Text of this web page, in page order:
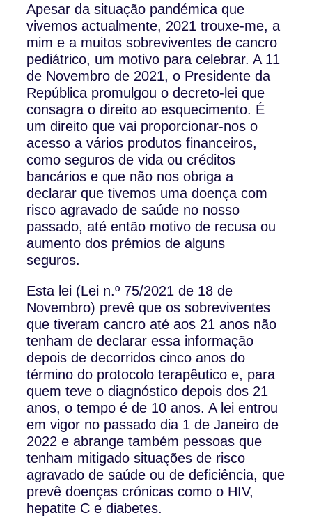
Apesar da situação pandémica que
vivemos actualmente, 2021 trouxe-me, a
mim e a muitos sobreviventes de cancro
pediátrico, um motivo para celebrar. A 11
de Novembro de 2021, o Presidente da
República promulgou o decreto-lei que
consagra o direito ao esquecimento. É
um direito que vai proporcionar-nos o
acesso a vários produtos financeiros,
como seguros de vida ou créditos
bancários e que não nos obriga a
declarar que tivemos uma doença com
risco agravado de saúde no nosso
passado, até então motivo de recusa ou
aumento dos prémios de alguns
seguros.
Esta lei (Lei n.º 75/2021 de 18 de
Novembro) prevê que os sobreviventes
que tiveram cancro até aos 21 anos não
tenham de declarar essa informação
depois de decorridos cinco anos do
término do protocolo terapêutico e, para
quem teve o diagnóstico depois dos 21
anos, o tempo é de 10 anos. A lei entrou
em vigor no passado dia 1 de Janeiro de
2022 e abrange também pessoas que
tenham mitigado situações de risco
agravado de saúde ou de deficiência, que
prevê doenças crónicas como o HIV,
hepatite C e diabetes.